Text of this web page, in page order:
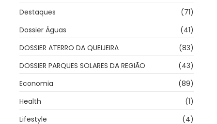
Destaques
(71)
Dossier Águas
(41)
DOSSIER ATERRO DA QUEIJEIRA
(83)
DOSSIER PARQUES SOLARES DA REGIÃO
(43)
Economia
(89)
Health
(1)
Lifestyle
(4)